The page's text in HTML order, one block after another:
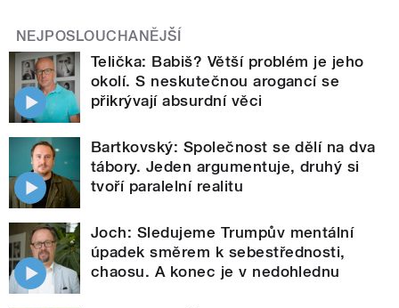
NEJPOSLOUCHANĚJŠÍ
Telička: Babiš? Větší problém je jeho
okolí. S neskutečnou arogancí se
přikrývají absurdní věci
Bartkovský: Společnost se dělí na dva
tábory. Jeden argumentuje, druhý si
tvoří paralelní realitu
Joch: Sledujeme Trumpův mentální
úpadek směrem k sebestřednosti,
chaosu. A konec je v nedohlednu